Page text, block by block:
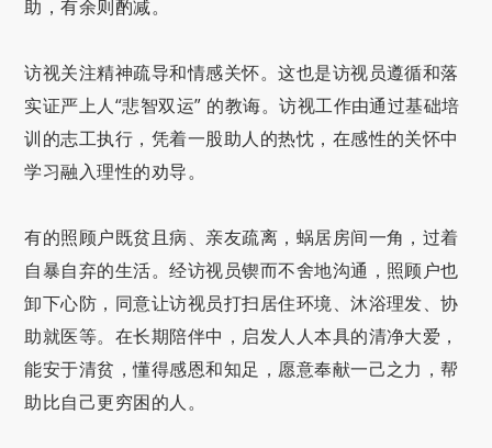
助，有余则酌减。
访视关注精神疏导和情感关怀。这也是访视员遵循和落
实证严上人“悲智双运” 的教诲。访视工作由通过基础培
训的志工执行，凭着一股助人的热忱，在感性的关怀中
学习融入理性的劝导。
有的照顾户既贫且病、亲友疏离，蜗居房间一角，过着
自暴自弃的生活。经访视员锲而不舍地沟通，照顾户也
卸下心防，同意让访视员打扫居住环境、沐浴理发、协
助就医等。在长期陪伴中，启发人人本具的清净大爱，
能安于清贫，懂得感恩和知足，愿意奉献一己之力，帮
助比自己更穷困的人。